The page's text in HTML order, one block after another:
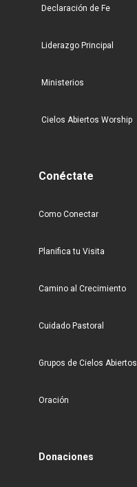
Declaración de Fe
Liderazgo Principal
Ministerios
Cielos Abiertos Worship
Conéctate
Como Conectar
Planifica tu Visita
Camino al Crecimiento
Cuidado Pastoral
Grupos de Cielos Abiertos
Oración
Donaciones